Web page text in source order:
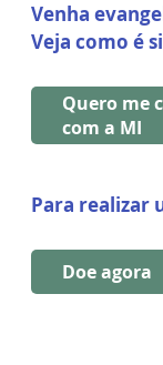
Venha
Veja como é
Quero me
com a MI
Para realizar
Doe agora